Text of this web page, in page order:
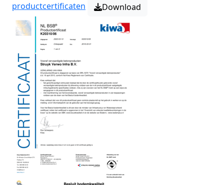
productcertificaten
Download